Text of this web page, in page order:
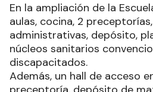
En la ampliación de la
aulas, cocina, 2
administrativas, depósito,
núcleos sanitarios
discapacitados.
Además, un hall de acceso